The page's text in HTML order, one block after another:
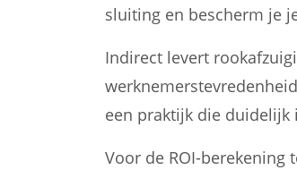
sluiting en bescherm je
Indirect levert
een praktijk die
Voor de ROI-berekening